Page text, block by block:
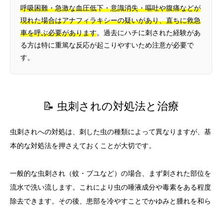
呼吸困難・急激な血圧低下・意識消失・嘔吐や腹痛などが
現れた場合はアナフィラキシーの疑いがあり、直ちに救急
車を呼ぶ必要があります。過去にハチに刺された経験があ
る方は特に重篤な反応が起こりやすいため注意が必要で
す。
📝 虫刺されの対処法と治療
虫刺されへの対処は、刺した虫の種類によって異なりますが、基
本的な対処法を押さえておくことが大切です。
一般的な虫刺され（蚊・ブユなど）の場合、まず刺された部位を
流水で洗い流します。これにより虫の唾液成分や毒素をある程度
除去できます。その後、患部を冷やすことでかゆみと腫れを和ら